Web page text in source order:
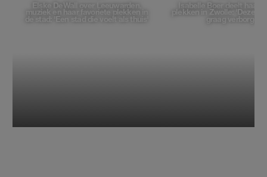
Elske DeWall over Leeuwarden,
muziek en haar favoriete plekken in
de stad: 'Een stad die voelt als thuis'
Isabelle Boer deelt haar
plekken in Zwolle: 'Deze
graag verborgen'